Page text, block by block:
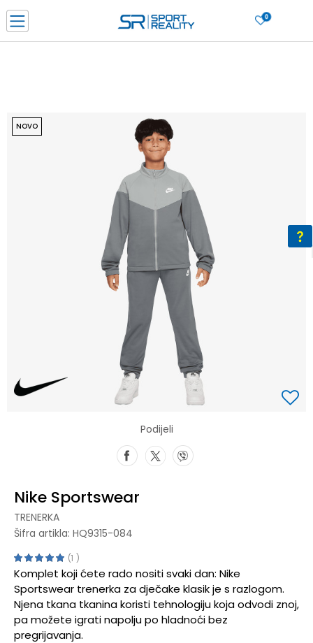
0
SAZNAJTE VIŠE
CLICK & COLLECT Platite karticom online i preuzmite u prodavnici po vašem
izboru
SAZNAJTE VIŠE
NOVO
Podijeli
Nike Sportswear
TRENERKA
Šifra artikla: HQ9315-084
1
Komplet koji ćete rado nositi svaki dan: Nike
Sportswear trenerka za dječake klasik je s razlogom.
Njena tkana tkanina koristi tehnologiju koja odvodi znoj,
pa možete igrati napolju po hladnoći bez
pregrijavanja.